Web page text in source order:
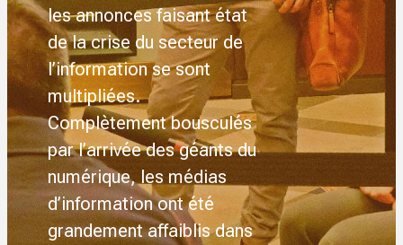
les annonces faisant état
de la crise du secteur de
l’information se sont
multipliées.
Complètement bousculés
par l’arrivée des géants du
numérique, les médias
d’information ont été
grandement affaiblis dans